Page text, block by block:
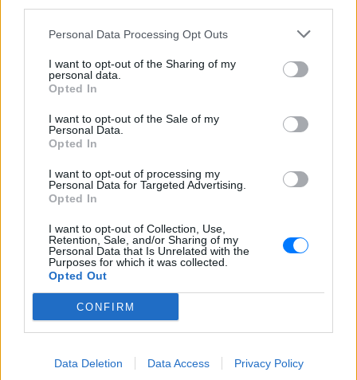
Personal Data Processing Opt Outs
I want to opt-out of the Sharing of my
personal data.
Opted In
I want to opt-out of the Sale of my
Personal Data.
Opted In
I want to opt-out of processing my
Personal Data for Targeted Advertising.
Opted In
I want to opt-out of Collection, Use,
Retention, Sale, and/or Sharing of my
Personal Data that Is Unrelated with the
Purposes for which it was collected.
Opted Out
CONFIRM
Data Deletion Data Access Privacy Policy
Το απογευματινό μπάνιο της
Μαρίας Σολωμού στη θάλασσα:
Η τέλεια ώρα, γράφει από τη
ΧΤΕΣ
Εύη Βατίδου: Αναψε φωτιές με κόκκινο μπικίνι
στην παραλία της Μυκόνου
παραλία Αγράρι, με την κάμερα του Mykonos Live TV να την
καταγράφει